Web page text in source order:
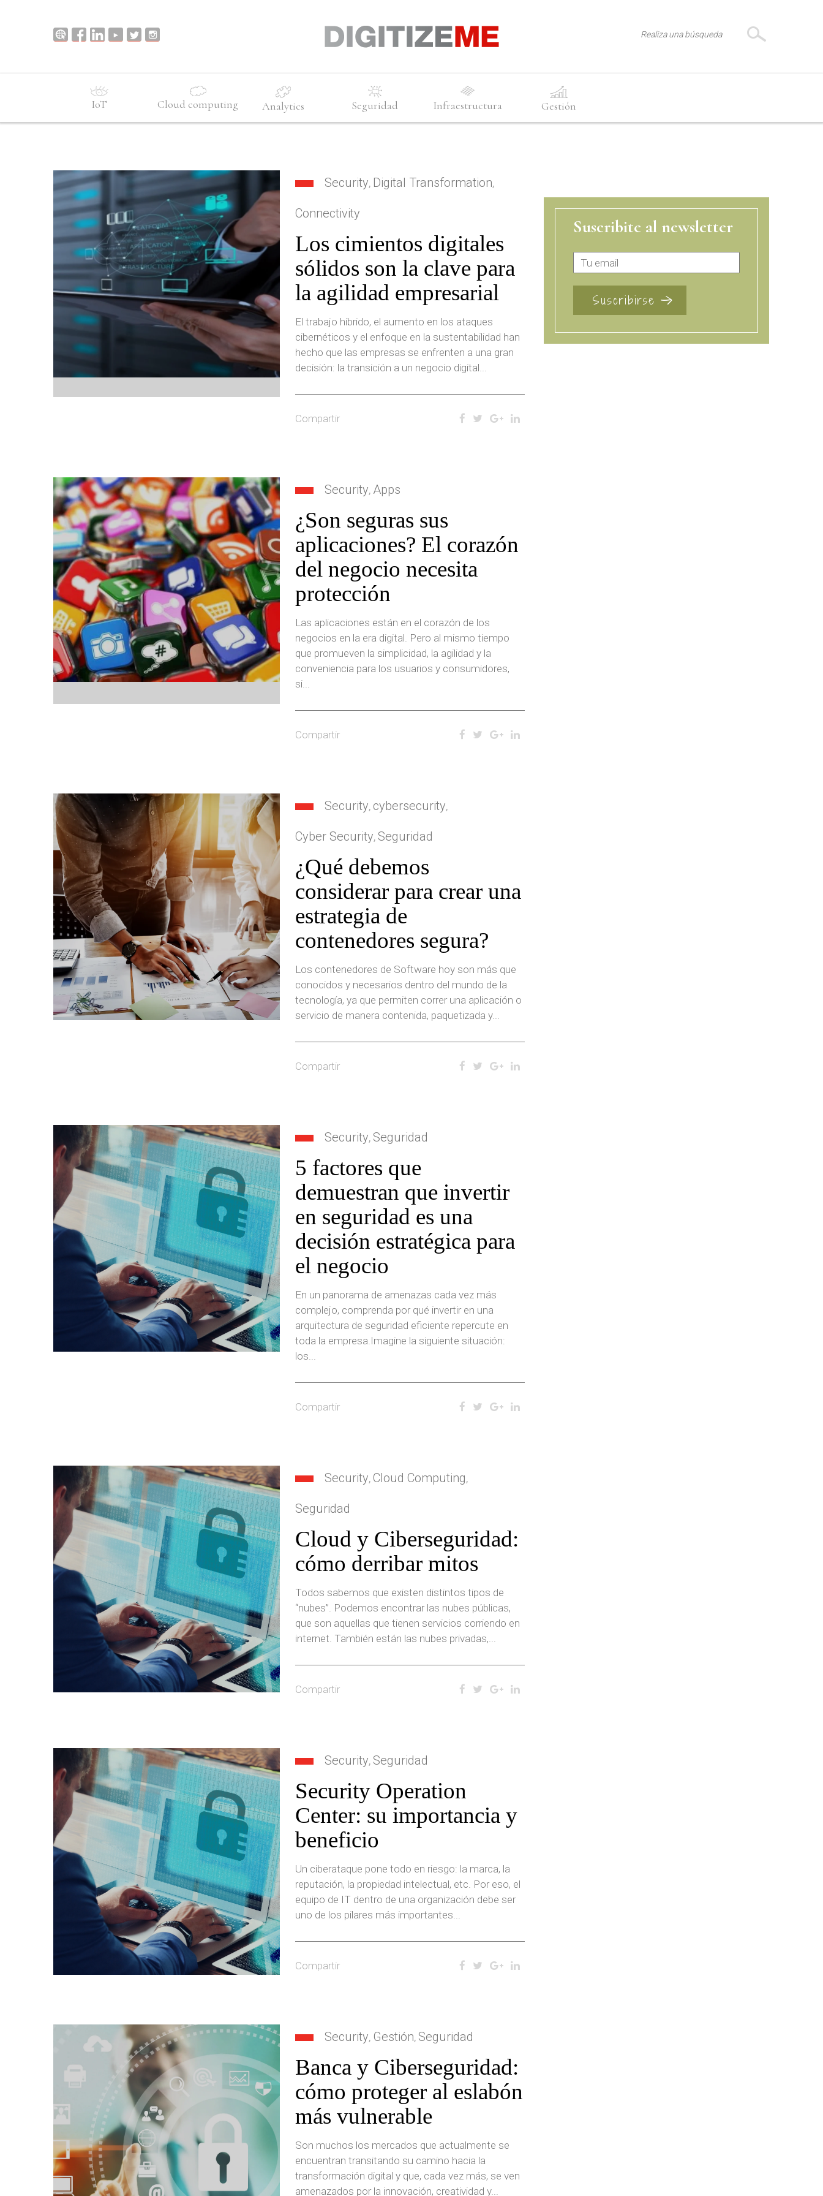
IoT Cloud computing Analytics Seguridad Infraestructura Gestión
Security, Digital Transformation,
Connectivity
Los cimientos digitales
sólidos son la clave para
la agilidad empresarial
El trabajo híbrido, el aumento en los ataques
cibernéticos y el enfoque en la sustentabilidad han
hecho que las empresas se enfrenten a una gran
decisión: la transición a un negocio digital...
Compartir
Security, Apps
¿Son seguras sus
aplicaciones? El corazón
del negocio necesita
protección
Las aplicaciones están en el corazón de los
negocios en la era digital. Pero al mismo tiempo
que promueven la simplicidad, la agilidad y la
conveniencia para los usuarios y consumidores,
si...
Compartir
Security, cybersecurity,
Cyber Security, Seguridad
¿Qué debemos
considerar para crear una
estrategia de
contenedores segura?
Los contenedores de Software hoy son más que
conocidos y necesarios dentro del mundo de la
tecnología, ya que permiten correr una aplicación o
servicio de manera contenida, paquetizada y...
Compartir
Security, Seguridad
5 factores que
demuestran que invertir
en seguridad es una
decisión estratégica para
el negocio
En un panorama de amenazas cada vez más
complejo, comprenda por qué invertir en una
arquitectura de seguridad eficiente repercute en
toda la empresa.Imagine la siguiente situación:
los...
Compartir
Security, Cloud Computing,
Seguridad
Cloud y Ciberseguridad:
cómo derribar mitos
Todos sabemos que existen distintos tipos de
“nubes”. Podemos encontrar las nubes públicas,
que son aquellas que tienen servicios corriendo en
internet. También están las nubes privadas,...
Compartir
Security, Seguridad
Security Operation
Center: su importancia y
beneficio
Un ciberataque pone todo en riesgo: la marca, la
reputación, la propiedad intelectual, etc. Por eso, el
equipo de IT dentro de una organización debe ser
uno de los pilares más importantes...
Compartir
Security, Gestión, Seguridad
Banca y Ciberseguridad:
cómo proteger al eslabón
más vulnerable
Son muchos los mercados que actualmente se
encuentran transitando su camino hacia la
transformación digital y que, cada vez más, se ven
amenazados por la innovación, creatividad y...
Suscribite al newsletter